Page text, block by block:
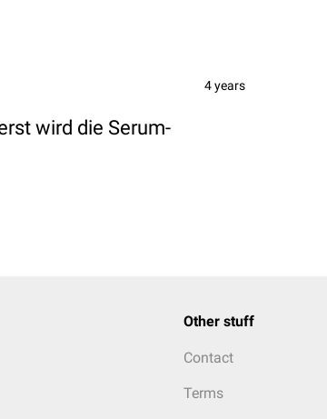
4 years
wird die Serum-
Other stuff
Contact
Terms